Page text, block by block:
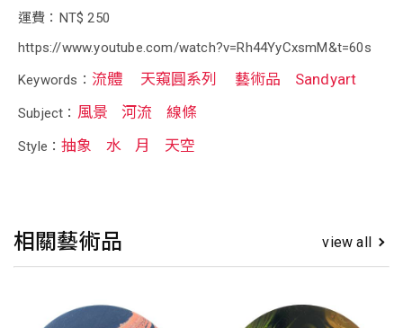
運費：NT$ 250
https://www.youtube.com/watch?v=Rh44YyCxsmM&t=60s
Keywords： 流體 天窺圓系列 藝術品 Sandyart
Subject： 風景 河流 線條
Style：抽象 水 月 天空
相關藝術品 view all